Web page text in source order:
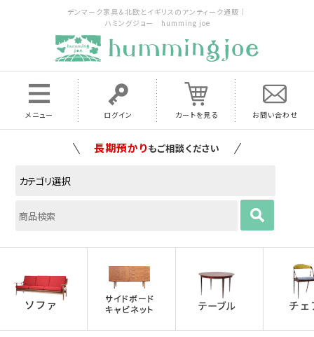
デンマーク家具＆北欧とイギリスのアンティーク通販｜
ハミングジョー humming joe
メニュー ログイン カートを見る お問い合わせ
家具の配送料は全国当店で負担いたします